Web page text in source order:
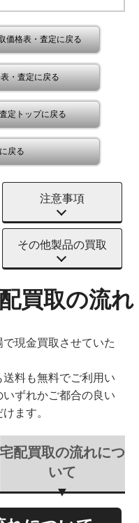
価格表・査定に戻る
・査定に戻る
定トップに戻る
戻る
注意事項
その他製品の買取
買取の流れ
現金買取させていた
料も無料でご利用い
ずれかご都合の良い
ます。
宅配買取の流れにつ
いて